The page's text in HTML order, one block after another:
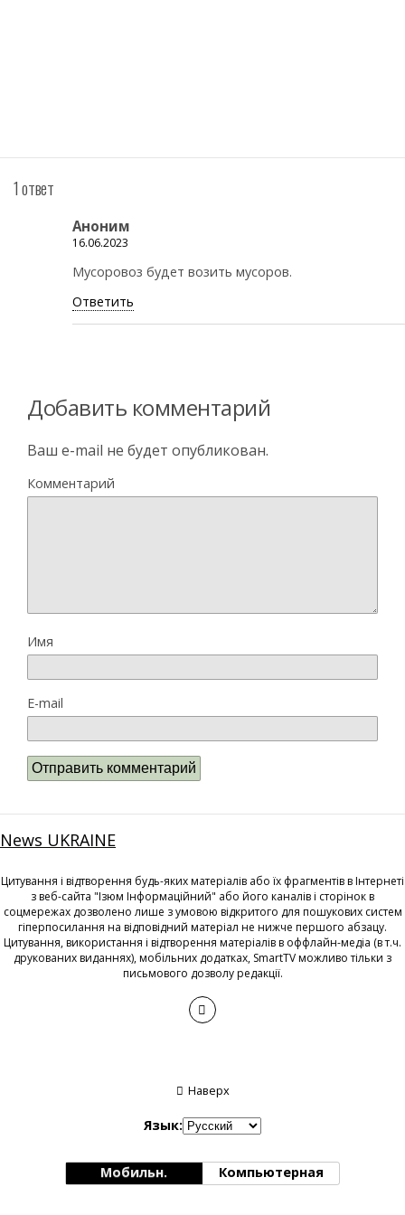
1 ответ
Аноним
16.06.2023
Мусоровоз будет возить мусоров.
Ответить
Добавить комментарий
Ваш e-mail не будет опубликован.
Комментарий
Имя
E-mail
News UKRAINE
Цитування і відтворення будь-яких матеріалів або їх фрагментів в Інтернеті
з веб-сайта "Ізюм Інформаційний" або його каналів і сторінок в
соцмережах дозволено лише з умовою відкритого для пошукових систем
гіперпосилання на відповідний матеріал не нижче першого абзацу.
Цитування, використання і відтворення матеріалів в оффлайн-медіа (в т.ч.
друкованих виданнях), мобільних додатках, SmartTV можливо тільки з
письмового дозволу редакції.
Наверх
Язык:
Мобильн. Компьютерная